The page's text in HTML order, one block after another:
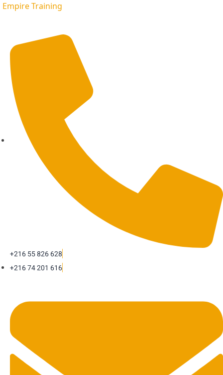
Empire Training
+216 55 826 628
+216 74 201 616